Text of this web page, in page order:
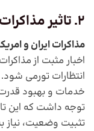
2. تاثیر مذاکرات
مذاکرات ایران و
اخبار مثبت از
انتظارات تورمی
خدمات و بهبود
توجه داشت که این
تثبیت وضعیت،